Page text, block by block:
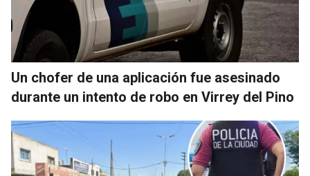
Un chofer de una aplicación fue asesinado
durante un intento de robo en Virrey del Pino